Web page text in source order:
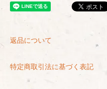
返品について
特定商取引法に基づく表記